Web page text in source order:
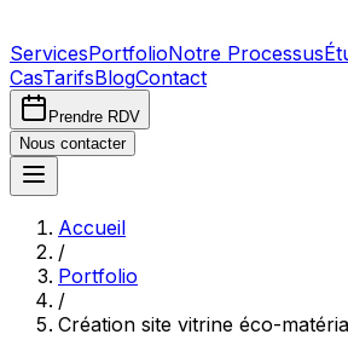
ServicesPortfolioNotre Processus
CasTarifsBlogContact
Prendre RDV
Nous contacter
Accueil
/
Portfolio
/
Création site vitrine éco-